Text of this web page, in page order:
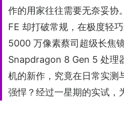
作的用家往往需要无奈妥
FE 却打破常规，在极度轻
5000 万像素蔡司超级长焦
Snapdragon 8 Gen 5 处理
机的新作，究竟在日常实测
强悍？经过一星期的实试，